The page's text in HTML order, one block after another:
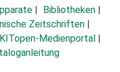
Bibliotheken
Zeitschriften
KITopen-Medienportal